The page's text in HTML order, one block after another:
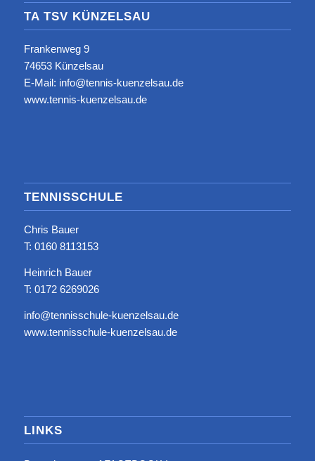
TA TSV KÜNZELSAU
Frankenweg 9
74653 Künzelsau
E-Mail: info@tennis-kuenzelsau.de
www.tennis-kuenzelsau.de
TENNISSCHULE
Chris Bauer
T: ‭0160 8113153‬
Heinrich Bauer
T: 0172 6269026
info@tennisschule-kuenzelsau.de
www.tennisschule-kuenzelsau.de
LINKS